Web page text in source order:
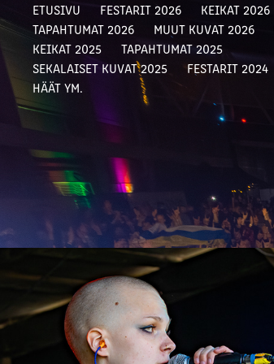
ETUSIVU FESTARIT 2026
KEIKAT 2026
TAPAHTUMAT 2026
MUUT KUVAT 2026
KEIKAT 2025
TAPAHTUMAT 2025
SEKALAISET KUVAT 2025
FESTARIT 2024
HÄÄT YM.